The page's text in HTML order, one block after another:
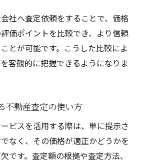
社へ査定依頼をすることで、価格
価ポイントを比較でき、より信頼
とが可能です。こうした比較によ
客観的に把握できるようになりま
不動産査定の使い方
ビスを活用する際は、単に提示さ
なく、その価格が適正かどうかを
です。査定額の根拠や査定方法、